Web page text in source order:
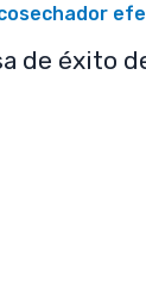
de éxito